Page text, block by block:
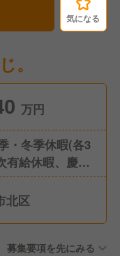
気になる
。
万円
・冬季休暇(各3
有給休暇、慶弔
北区
募集要項を先にみる
気になる